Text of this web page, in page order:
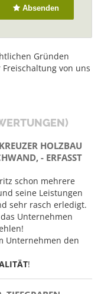
Absenden
Gründen
von uns
HOLZBAU
- ERFASST
schon mehrere
seine Leistungen
sehr rasch erledigt.
Unternehmen
Unternehmen den
!